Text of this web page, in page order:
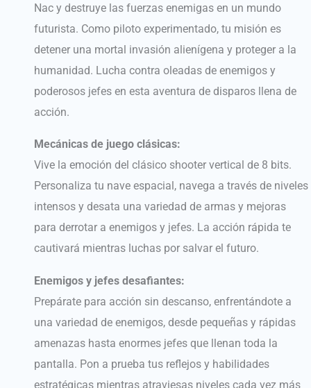
Nac y destruye las fuerzas enemigas en un mundo
futurista. Como piloto experimentado, tu misión es
detener una mortal invasión alienígena y proteger a la
humanidad. Lucha contra oleadas de enemigos y
poderosos jefes en esta aventura de disparos llena de
acción.
Mecánicas de juego clásicas:
Vive la emoción del clásico shooter vertical de 8 bits.
Personaliza tu nave espacial, navega a través de niveles
intensos y desata una variedad de armas y mejoras
para derrotar a enemigos y jefes. La acción rápida te
cautivará mientras luchas por salvar el futuro.
Enemigos y jefes desafiantes:
Prepárate para acción sin descanso, enfrentándote a
una variedad de enemigos, desde pequeñas y rápidas
amenazas hasta enormes jefes que llenan toda la
pantalla. Pon a prueba tus reflejos y habilidades
estratégicas mientras atraviesas niveles cada vez más